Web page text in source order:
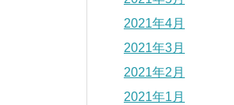
2021年4月
2021年3月
2021年2月
2021年1月